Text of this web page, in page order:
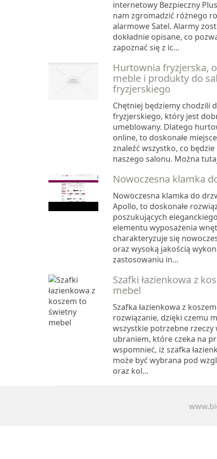
internetowy Bezpieczny
nam zgromadzić różnego
alarmowe Satel. Alarmy
dokładnie opisane, co
zapoznać się z ic...
Hurtownia fryzjerska,
meble i produkty do
fryzjerskiego
Chętniej będziemy chodzili
fryzjerskiego, który jest
umeblowany. Dlatego
online, to doskonałe
znaleźć wszystko, co
naszego salonu. Można
Nowoczesna klamka
Nowoczesna klamka do
Apollo, to doskonałe
poszukujących
elementu wyposażenia
charakteryzuje się
oraz wysoką jakością
zastosowaniu in...
Szafki łazienkowa z
mebel
Szafka łazienkowa z
rozwiązanie, dzięki czemu
wszystkie potrzebne rzeczy
ubraniem, które czeka na
wspomnieć, iż szafka
może być wybrana pod
oraz kol...